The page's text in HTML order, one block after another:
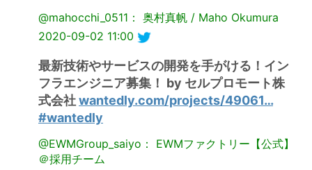
@mahocchi_0511： 奥村真帆 / Maho Okumura
2020-09-02 11:00
最新技術やサービスの開発を手がける！イン
フラエンジニア募集！ by セルプロモート株
式会社wantedly.com/projects/49061…
#wantedly
@EWMGroup_saiyo： EWMファクトリー【公式】
＠採用チーム